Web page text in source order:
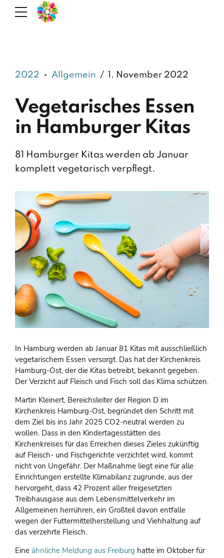
2022 Allgemein 1. November 2022
Vegetarisches Essen
in Hamburger Kitas
81 Hamburger Kitas werden ab Januar
komplett vegetarisch verpflegt.
In Hamburg werden ab Januar 81 Kitas mit ausschließlich
vegetarischem Essen versorgt. Das hat der Kirchenkreis
Hamburg-Ost, der die Kitas betreibt, bekannt gegeben.
Der Verzicht auf Fleisch und Fisch soll das Klima schützen.
Martin Kleinert, Bereichsleiter der Region D im
Kirchenkreis Hamburg-Ost, begründet den Schritt mit
dem Ziel bis ins Jahr 2025 CO2-neutral werden zu
wollen. Dass in den Kindertagesstätten des
Kirchenkreises für das Erreichen dieses Zieles zukünftig
auf Fleisch- und Fischgerichte verzichtet wird, kommt
nicht von Ungefähr. Der Maßnahme liegt eine für alle
Einrichtungen erstellte Klimabilanz zugrunde, aus der
hervorgeht, dass 42 Prozent aller freigesetzten
Treibhausgase aus dem Lebensmittelverkehr im
Allgemeinen herrühren, ein Großteil davon entfalle
wegen der Futtermittelherstellung und Viehhaltung auf
das verzehrte Fleisch.
Eine ähnliche Meldung aus Freiburg hatte im Oktober für